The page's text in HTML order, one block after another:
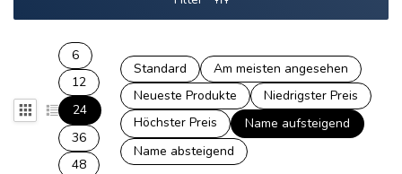
6
12
24
36
48
Standard
Am meisten angesehen
Neueste Produkte
Niedrigster Preis
Höchster Preis
Name aufsteigend
Name absteigend